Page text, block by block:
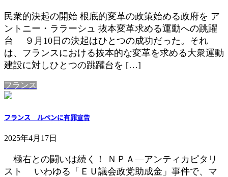
民衆的決起の開始 根底的変革の政策始める政府を ア
ントニー・ララーシュ 抜本変革求める運動への跳躍
台 ９月10日の決起はひとつの成功だった。それ
は、フランスにおける抜本的な変革を求める大衆運動
建設に対しひとつの跳躍台を […]
フランス
フランス ルペンに有罪宣告
2025年4月17日
極右との闘いは続く！ ＮＰＡ―アンティカピタリ
スト いわゆる「ＥＵ議会政党助成金」事件で、マ